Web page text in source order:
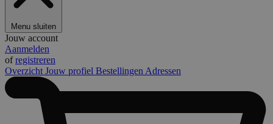
Menu sluiten
Jouw account
Aanmelden
ofregistreren
Overzicht Jouw profiel Bestellingen Adressen